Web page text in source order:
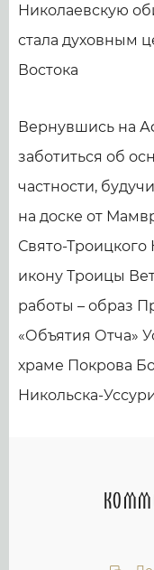
Николаевскую
стала духовным
Востока
Вернувшись на
заботиться об
частности,
на доске от
Свято-
икону Троицы
работы – образ
«Объятия Отча»
храме Покрова
Никольска-